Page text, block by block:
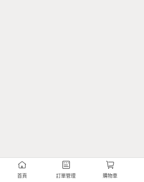
首頁 訂單管理 購物車